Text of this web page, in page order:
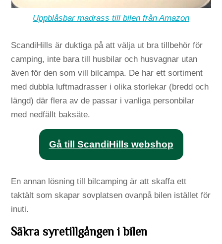
Uppblåsbar madrass till bilen från Amazon
ScandiHills är duktiga på att välja ut bra tillbehör för
camping, inte bara till husbilar och husvagnar utan
även för den som vill bilcampa. De har ett sortiment
med dubbla luftmadrasser i olika storlekar (bredd och
längd) där flera av de passar i vanliga personbilar
med nedfällt baksäte.
Gå till ScandiHills webshop
En annan lösning till bilcamping är att skaffa ett
taktält som skapar sovplatsen ovanpå bilen istället för
inuti.
Säkra syretillgången i bilen